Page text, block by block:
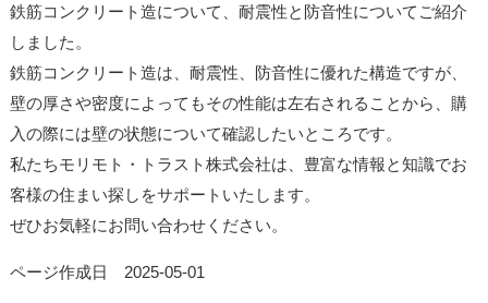
鉄筋コンクリート造について、耐震性と防音性についてご紹介
しました。
鉄筋コンクリート造は、耐震性、防音性に優れた構造ですが、
壁の厚さや密度によってもその性能は左右されることから、購
入の際には壁の状態について確認したいところです。
私たちモリモト・トラスト株式会社は、豊富な情報と知識でお
客様の住まい探しをサポートいたします。
ぜひお気軽にお問い合わせください。
ページ作成日 2025-05-01